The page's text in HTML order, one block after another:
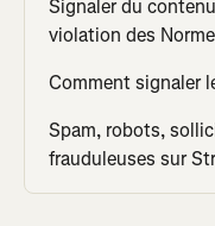
Signaler du
violation des
Comment signaler
Spam, robots,
frauduleuses sur